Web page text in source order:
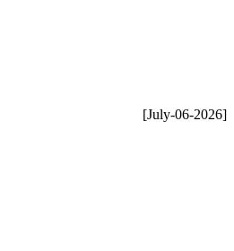
[July-06-2026]